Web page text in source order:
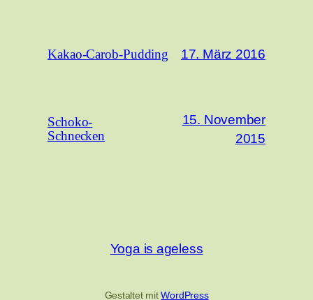
Kakao-Carob-Pudding 17. März 2016
Schoko-
Schnecken
15. November
2015
Yoga is ageless
Gestaltet mitWordPress